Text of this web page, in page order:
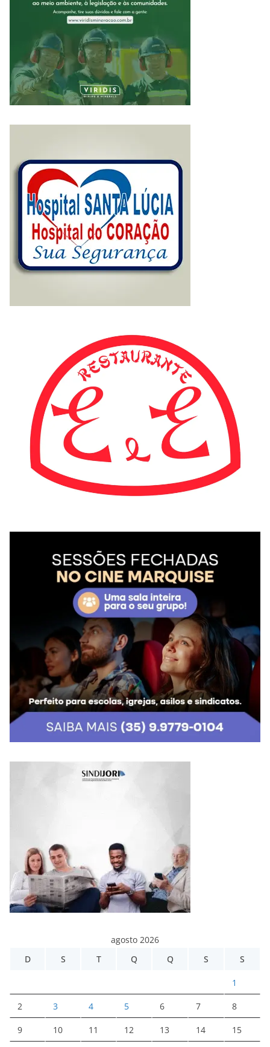
agosto 2026
D
S T Q Q S S
1
2 3 4 5 6 7 8
9 10 11 12 13 14 15